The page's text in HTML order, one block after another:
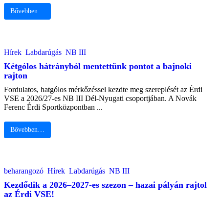
Bővebben…
Hírek Labdarúgás NB III
Kétgólos hátrányból mentettünk pontot a bajnoki
rajton
Fordulatos, hatgólos mérkőzéssel kezdte meg szereplését az Érdi
VSE a 2026/27-es NB III Dél-Nyugati csoportjában. A Novák
Ferenc Érdi Sportközpontban ...
Bővebben…
beharangozó Hírek Labdarúgás NB III
Kezdődik a 2026–2027-es szezon – hazai pályán rajtol
az Érdi VSE!